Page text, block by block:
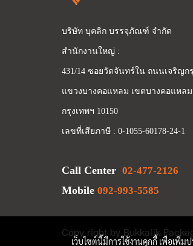
บริษัท บุคลิก บรรจุภัณฑ์ จำกัด
สำนักงานใหญ่ :
431/14 ซอยวัดจันทร์ใน ถนนเจริญก
แขวงบางคอแหลม เขตบางคอแหลม
กรุงเทพฯ 10150
เลขที่เสียภาษี : 0-1055-60178-24-1
Call Center 02-477-2126
Mobile 092-993-5585
Copy right by Bukkalik
เว็บไซต์นี้มีการใช้งานคุกกี้ เพื่อเพิ่